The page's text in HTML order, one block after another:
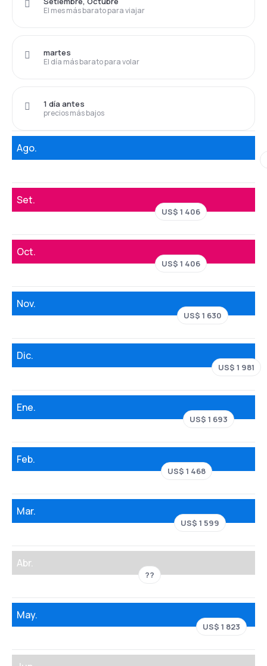
El mes más barato para viajar
El día más barato para volar
martes
precios más bajos
1 día antes
Ago.
Set.
US$ 1 406
Oct.
US$ 1 406
Nov.
US$ 1 630
Dic.
US$ 1 981
Ene.
US$ 1 693
Feb.
US$ 1 468
Mar.
US$ 1 599
Abr.
??
May.
US$ 1 823